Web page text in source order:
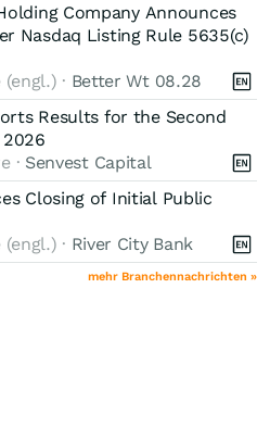
Company Announces
Nasdaq Listing Rule 5635(c)
· Better Wt 08.28
Results for the Second
· Senvest Capital
Closing of Initial Public
· River City Bank
mehr Branchennachrichten »